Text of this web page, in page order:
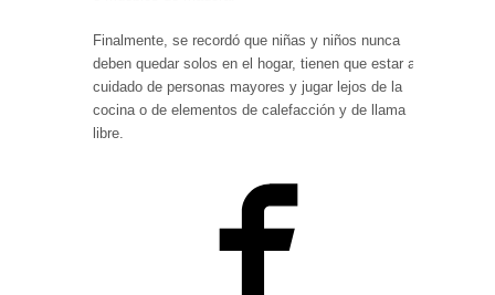
Finalmente, se recordó que niñas y niños nunca
deben quedar solos en el hogar, tienen que estar al
cuidado de personas mayores y jugar lejos de la
cocina o de elementos de calefacción y de llama
libre.